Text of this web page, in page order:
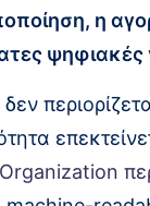
η
ψηφιακές